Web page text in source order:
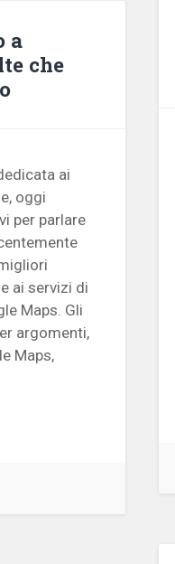
a
che
ai
oggi
per parlare
ai servizi di
Maps. Gli
argomenti,
Maps,